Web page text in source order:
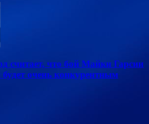
считает, что бой Майки Гарсии
очень конкурентным